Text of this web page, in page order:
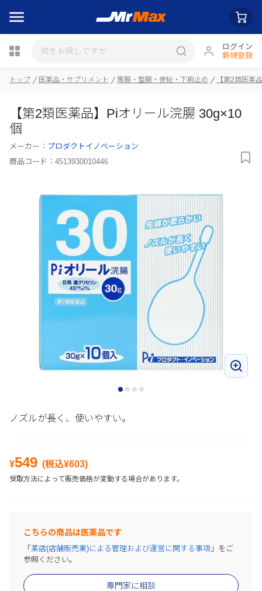
ログイン
新規登録
瓶詰
トップ 医薬品・サプリメント 胃腸・整腸・便秘・下痢止め 【第2類医薬
【第2類医薬品】Piオリール浣腸 30g×10
個
メーカー： プロダクトイノベーション
商品コード： 4513930010446
ノズルが長く、使いやすい。
¥549 (税込¥603)
受取方法によって販売価格が変動する場合があります。
こちらの商品は医薬品です
専門家に相談
「 薬店(店舗販売業)による管理および運営に関する事項 」をご
参照ください。